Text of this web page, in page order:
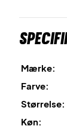
Mærke:
Farve:
Størrelse:
Køn: